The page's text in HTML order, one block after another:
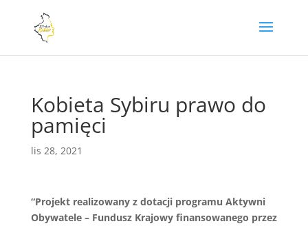
Kobieta Sybiru prawo do
pamięci
lis 28, 2021
“Projekt realizowany z dotacji programu Aktywni
Obywatele – Fundusz Krajowy finansowanego przez